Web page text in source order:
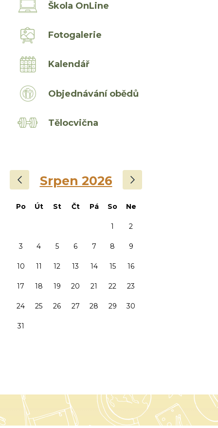
Škola OnLine
Fotogalerie
Kalendář
Objednávání obědů
Tělocvična
Srpen 2026 ›
Po Út St Čt Pá So Ne
1 2
3 4 5 6 7 8 9
10 11 12 13 14 15 16
17 18 19 20 21 22 23
24 25 26 27 28 29 30
31